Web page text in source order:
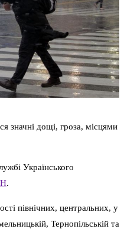
значні дощі, гроза, місцями
Українського
.
північних, центральних, у
Тернопільській та